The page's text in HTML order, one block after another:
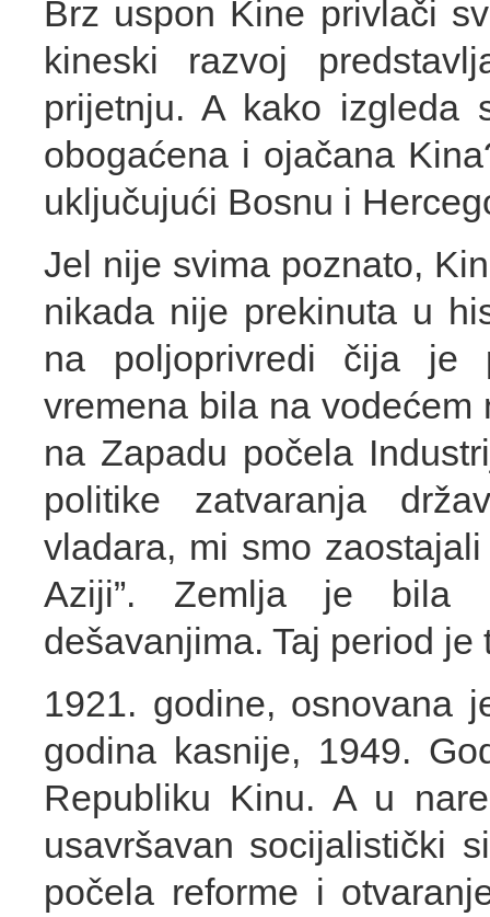
Brz uspon Kine privlači
kineski razvoj
prijetnju. A kako izgleda
obogaćena i ojačana
uključujući Bosnu i
Jel nije svima poznato,
nikada nije prekinuta u
na poljoprivredi čija je
vremena bila na
na Zapadu počela
politike zatvaranja
vladara, mi smo
Aziji”. Zemlja je bila
dešavanjima. Taj period
1921. godine, osnovana
godina kasnije, 1949.
Republiku Kinu. A u
usavršavan socijalistički
počela reforme i